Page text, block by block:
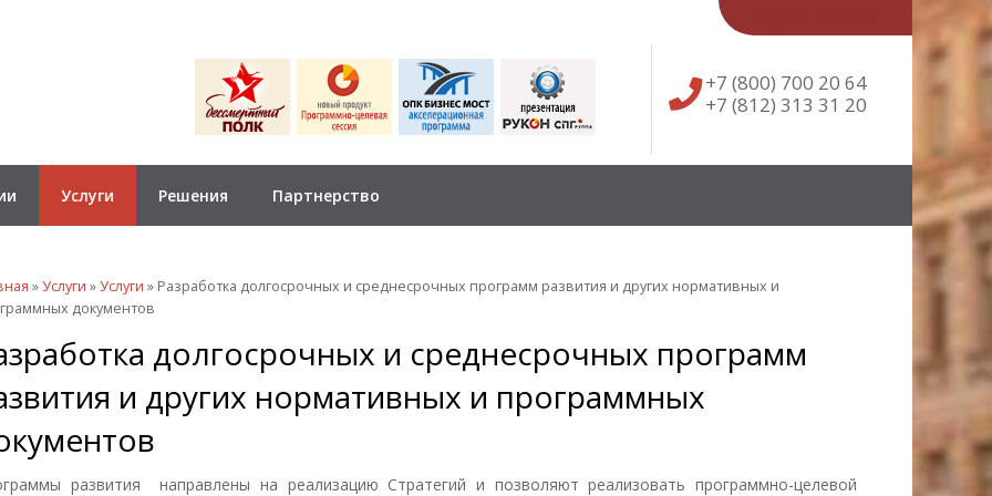
+7 (800) 700 20 64
+7 (812) 313 31 20
Услуги Решения Партнерство
»Услуги »Услуги » Разработка долгосрочных и среднесрочных программ развития и других нормативных и
документов
долгосрочных и среднесрочных программ
и других нормативных и программных
развития направлены на реализацию Стратегий и позволяют реализовать программно-целевой